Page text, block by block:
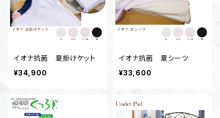
イオナ抗菌 夏掛けケット
¥34,900
イオナ抗菌 夏シーツ
¥33,600